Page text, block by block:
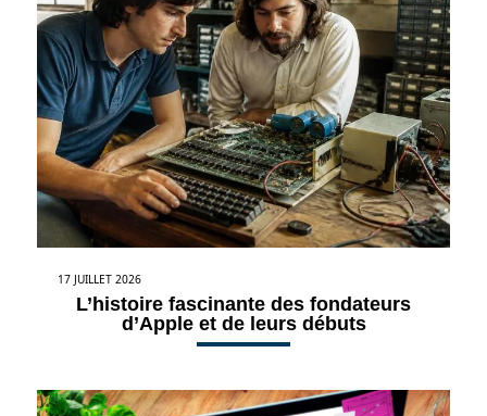
17 JUILLET 2026
L’histoire fascinante des fondateurs
d’Apple et de leurs débuts